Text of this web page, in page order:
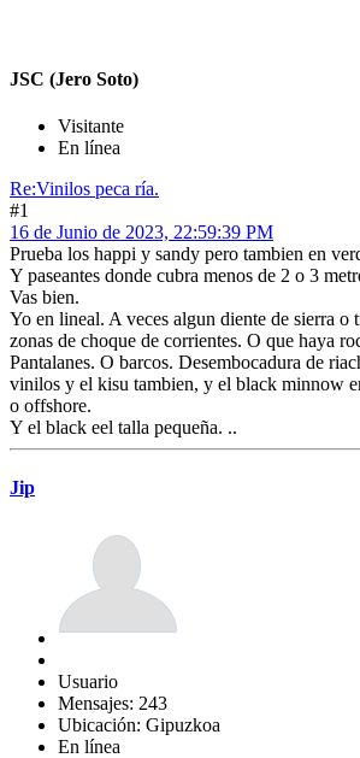
JSC (Jero Soto)
Visitante
En línea
Re:Vinilos peca ría.
#1
16 de Junio de 2023, 22:59:39 PM
Prueba los happi y sandy pero tambien en
Y paseantes donde cubra menos de 2 o 3
Vas bien.
Yo en lineal. A veces algun diente de sierra o
zonas de choque de corrientes. O que haya
Pantalanes. O barcos. Desembocadura de
vinilos y el kisu tambien, y el black minnow
o offshore.
Y el black eel talla pequeña. ..
Jip
Usuario
Mensajes: 243
Ubicación: Gipuzkoa
En línea